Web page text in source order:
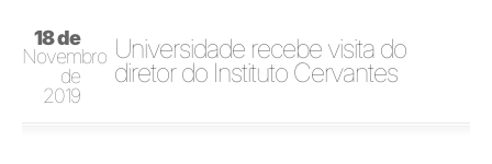
18 de
Novembro
de
2019
Universidade recebe visita do
diretor do Instituto Cervantes